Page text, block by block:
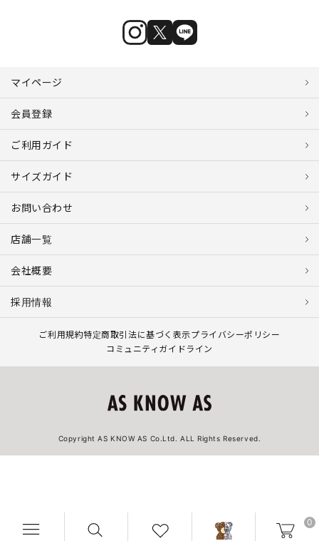
0
マイページ
会員登録
ご利用ガイド
サイズガイド
お問い合わせ
店舗一覧
会社概要
採用情報
ご利用規約特定商取引法に基づく表示プライバシーポリシー
コミュニティガイドライン
Copyright AS KNOW AS Co.Ltd. ALL Rights Reserved.